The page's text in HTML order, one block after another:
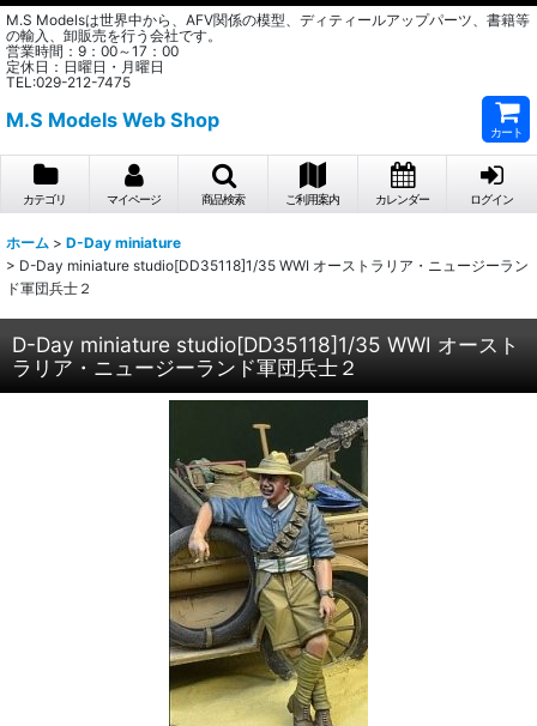
M.S Modelsは世界中から、AFV関係の模型、ディティールアップパーツ、書籍等
の輸入、卸販売を行う会社です。
営業時間：9：00～17：00
定休日：日曜日・月曜日
TEL:029-212-7475
M.S Models Web Shop
カート
カテゴリ マイページ 商品検索 ご利用案内 カレンダー ログイン
ホーム > D-Day miniature
> D-Day miniature studio[DD35118]1/35 WWI オーストラリア・ニュージーラン
ド軍団兵士２
D-Day miniature studio[DD35118]1/35 WWI オースト
ラリア・ニュージーランド軍団兵士２